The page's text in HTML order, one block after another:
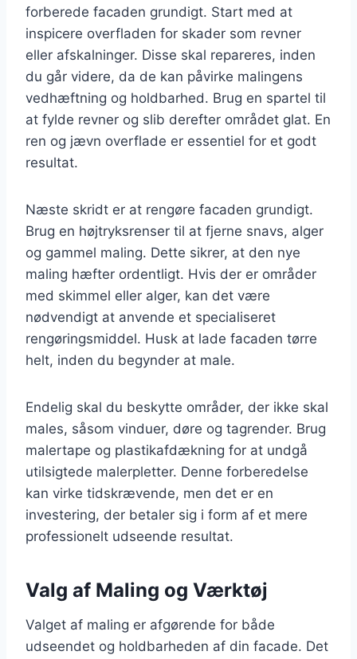
forberede facaden grundigt. Start med at
inspicere overfladen for skader som revner
eller afskalninger. Disse skal repareres, inden
du går videre, da de kan påvirke malingens
vedhæftning og holdbarhed. Brug en spartel til
at fylde revner og slib derefter området glat. En
ren og jævn overflade er essentiel for et godt
resultat.
Næste skridt er at rengøre facaden grundigt.
Brug en højtryksrenser til at fjerne snavs, alger
og gammel maling. Dette sikrer, at den nye
maling hæfter ordentligt. Hvis der er områder
med skimmel eller alger, kan det være
nødvendigt at anvende et specialiseret
rengøringsmiddel. Husk at lade facaden tørre
helt, inden du begynder at male.
Endelig skal du beskytte områder, der ikke skal
males, såsom vinduer, døre og tagrender. Brug
malertape og plastikafdækning for at undgå
utilsigtede malerpletter. Denne forberedelse
kan virke tidskrævende, men det er en
investering, der betaler sig i form af et mere
professionelt udseende resultat.
Valg af Maling og Værktøj
Valget af maling er afgørende for både
udseendet og holdbarheden af din facade. Det